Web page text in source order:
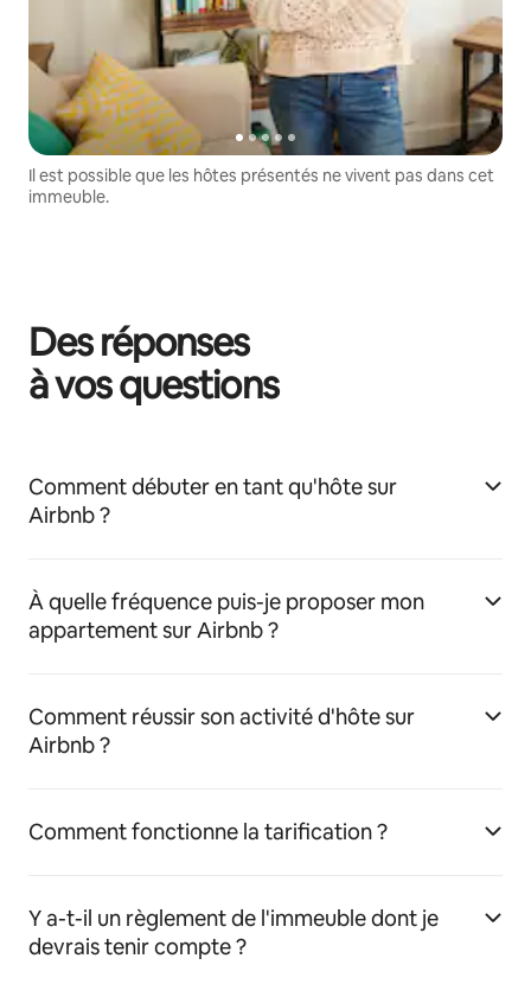
Il est possible que les hôtes présentés ne vivent pas dans cet
immeuble.
Des réponses
à vos questions
Comment débuter en tant qu'hôte sur
Airbnb ?
À quelle fréquence puis-je proposer mon
appartement sur Airbnb ?
Comment réussir son activité d'hôte sur
Airbnb ?
Comment fonctionne la tarification ?
Y a-t-il un règlement de l'immeuble dont je
devrais tenir compte ?